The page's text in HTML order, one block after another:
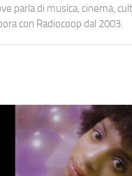
parla di musica, cinema,
con Radiocoop dal 2003.